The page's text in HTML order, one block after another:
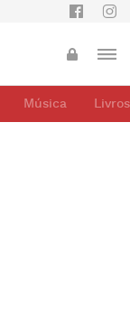
Música Livros